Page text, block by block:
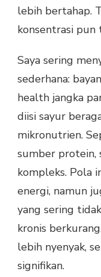
lebih bertahap.
konsentrasi pun
Saya sering
sederhana:
health jangka
diisi sayur
mikronutrien.
sumber protein,
kompleks. Pola
energi, namun
yang sering
kronis
lebih nyenyak,
signifikan.